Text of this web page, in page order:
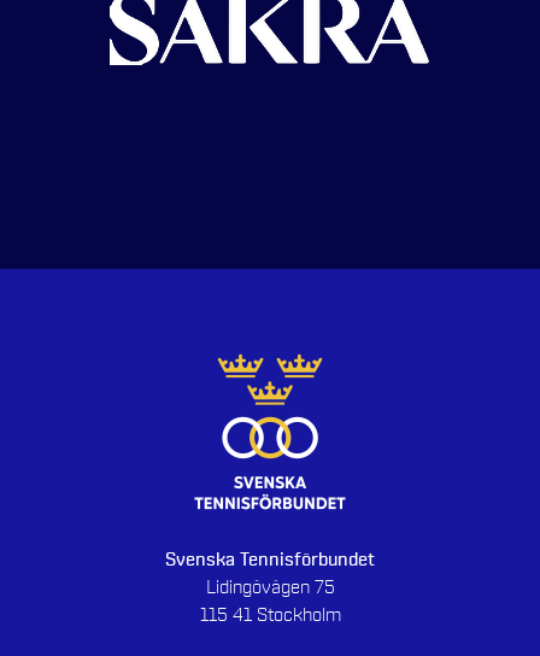
Svenska Tennisförbundet
Lidingövägen 75
115 41 Stockholm